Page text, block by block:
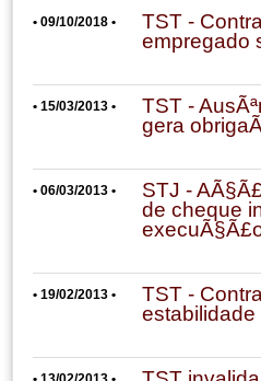
• 09/10/2018 •
TST -
empregado
• 15/03/2013 •
TST -
gera
• 06/03/2013 •
STJ -
de cheque
• 19/02/2013 •
TST -
estabilidade